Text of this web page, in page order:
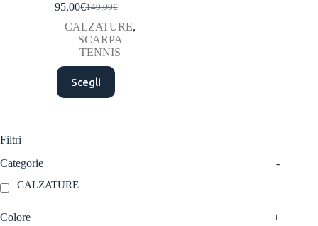
149,00€
Il
prezzo
originale
era:
149,00€.
95,00€Il
prezzo
attuale
è:
95,00€.
CALZATURE,
SCARPA
TENNIS
Scegli
Questo
prodotto
ha
Filtri
Categorie
-
CALZATURE
Colore +